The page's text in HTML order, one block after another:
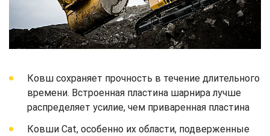
Ковш сохраняет прочность в течение длительного
времени. Встроенная пластина шарнира лучше
распределяет усилие, чем приваренная пластина
Ковши Cat, особенно их области, подверженные